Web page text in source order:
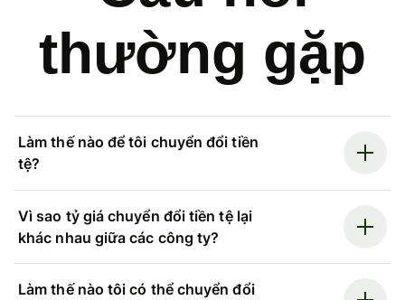
thường gặp
Làm thế nào để tôi chuyển đổi tiền
tệ?
Vì sao tỷ giá chuyển đổi tiền tệ lại
khác nhau giữa các công ty?
Làm thế nào tôi có thể chuyển đổi